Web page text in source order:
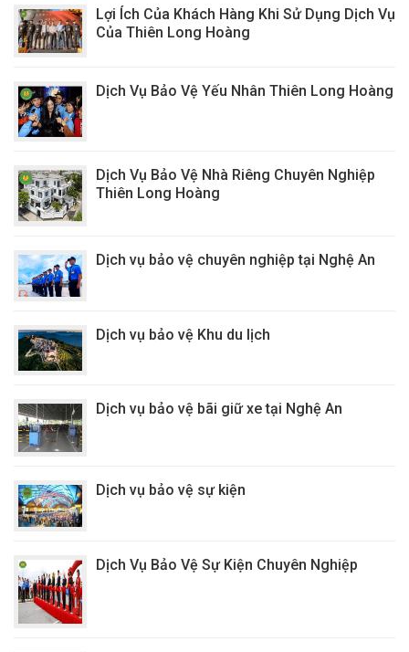
Lợi Ích Của Khách Hàng Khi Sử Dụng Dịch Vụ
Của Thiên Long Hoàng
Dịch Vụ Bảo Vệ Yếu Nhân Thiên Long Hoàng
Dịch Vụ Bảo Vệ Nhà Riêng Chuyên Nghiệp
Thiên Long Hoàng
Dịch vụ bảo vệ chuyên nghiệp tại Nghệ An
Dịch vụ bảo vệ Khu du lịch
Dịch vụ bảo vệ bãi giữ xe tại Nghệ An
Dịch vụ bảo vệ sự kiện
Dịch Vụ Bảo Vệ Sự Kiện Chuyên Nghiệp